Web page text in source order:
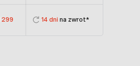
299
14 dni na zwrot*